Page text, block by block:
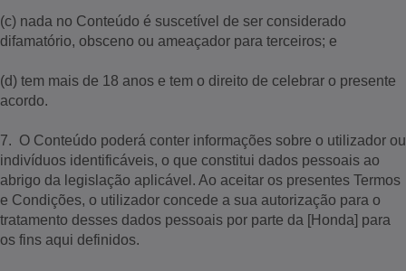
(c) nada no Conteúdo é suscetível de ser considerado
difamatório, obsceno ou ameaçador para terceiros; e
(d) tem mais de 18 anos e tem o direito de celebrar o presente
acordo.
7. O Conteúdo poderá conter informações sobre o utilizador ou
indivíduos identificáveis, o que constitui dados pessoais ao
abrigo da legislação aplicável. Ao aceitar os presentes Termos
e Condições, o utilizador concede a sua autorização para o
tratamento desses dados pessoais por parte da [Honda] para
os fins aqui definidos.